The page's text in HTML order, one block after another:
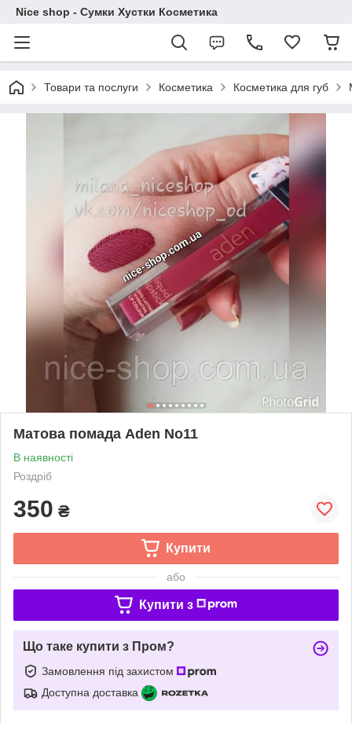
Nice shop - Сумки Хустки Косметика
Товари та послуги Косметика Косметика для губ
Матова помада Aden No11
В наявності
Роздріб
350 ₴
Купити
або
Купити з
Що таке купити з Пром?
Замовлення під захистом
Доступна доставка